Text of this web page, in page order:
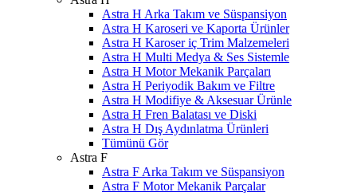
Astra H Arka Takım ve Süspansiyon
Astra H Karoseri ve Kaporta Ürünler
Astra H Karoser iç Trim Malzemeleri
Astra H Multi Medya & Ses Sistemle
Astra H Motor Mekanik Parçaları
Astra H Periyodik Bakım ve Filtre
Astra H Modifiye & Aksesuar Ürünle
Astra H Fren Balatası ve Diski
Astra H Dış Aydınlatma Ürünleri
Tümünü Gör
Astra F
Astra F Arka Takım ve Süspansiyon
Astra F Motor Mekanik Parçalar